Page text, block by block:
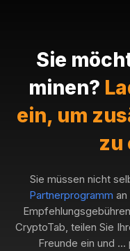
Sie
minen?
ein, um
zu
Sie müssen nicht
Partnerprogramm
CryptoTab, teilen Sie
Freunde ein und